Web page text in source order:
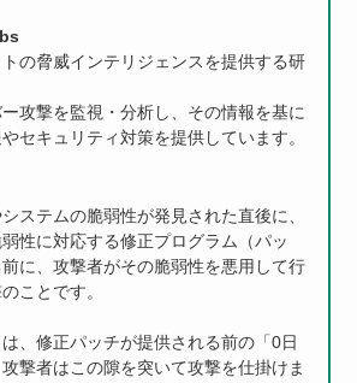
の脅威インテリジェンスを提供する研
攻撃を監視・分析し、その情報を基に
セキュリティ対策を提供しています。
ステムの脆弱性が発見された直後に、
性に対応する修正プログラム（パッ
に、攻撃者がその脆弱性を悪用して行
ことです。
は、修正パッチが提供される前の「0日
撃者はこの隙を突いて攻撃を仕掛けま